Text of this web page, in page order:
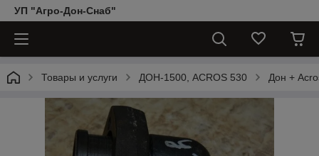
УП "Агро-Дон-Снаб"
Товары и услуги ДОН-1500, АCROS 530 Дон +